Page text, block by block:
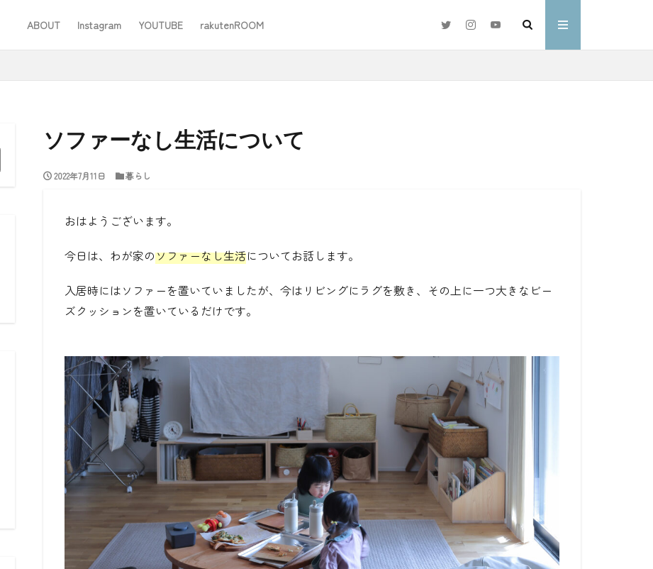
ABOUT Instagram YOUTUBE rakutenROOM
ソファーなし生活について
2022年7月11日 暮らし
おはようございます。
今日は、わが家のソファーなし生活についてお話します。
入居時にはソファーを置いていましたが、今はリビングにラグを敷き、その上に一つ大きなビー
ズクッションを置いているだけです。
SEO